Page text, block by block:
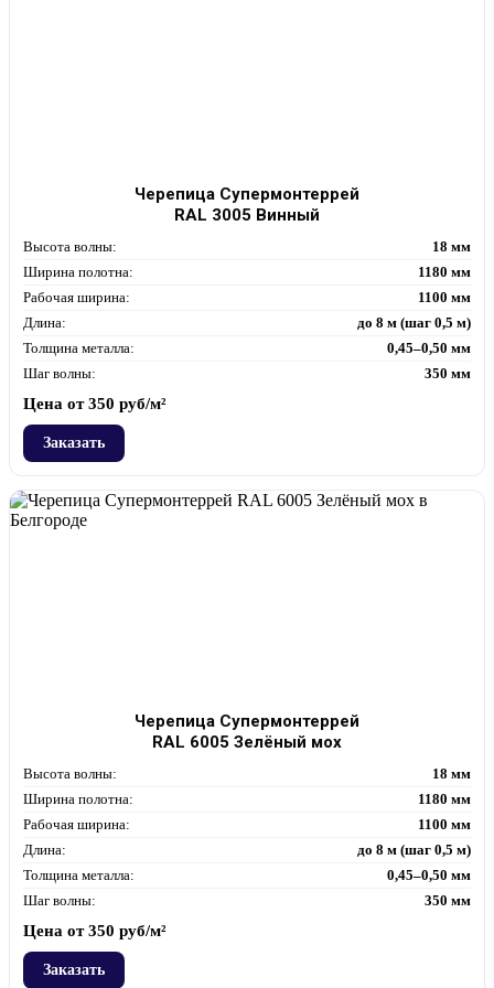
Черепица Супермонтеррей
RAL 3005 Винный
Высота волны:
18 мм
Ширина полотна:
1180 мм
Рабочая ширина:
1100 мм
Длина:
до 8 м (шаг 0,5 м)
Толщина металла:
0,45–0,50 мм
Шаг волны:
350 мм
Цена от350 руб/м²
Заказать
Черепица Супермонтеррей
RAL 6005 Зелёный мох
Высота волны:
18 мм
Ширина полотна:
1180 мм
Рабочая ширина:
1100 мм
Длина:
до 8 м (шаг 0,5 м)
Толщина металла:
0,45–0,50 мм
Шаг волны:
350 мм
Цена от350 руб/м²
Заказать